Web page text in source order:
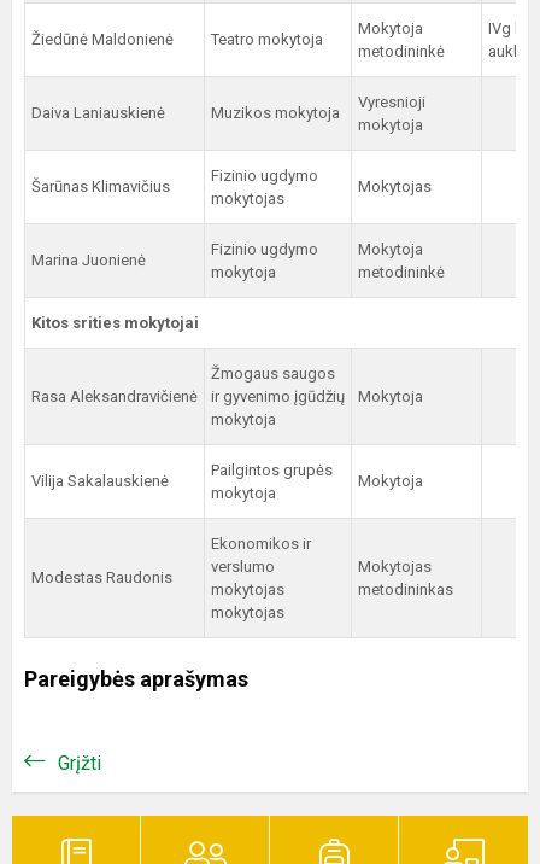
Žiedūnė Maldonienė Teatro mokytoja
Mokytoja
metodininkė
IVg
Daiva Laniauskienė Muzikos mokytoja
Vyresnioji
mokytoja
Šarūnas Klimavičius
Fizinio ugdymo
mokytojas
Mokytojas
Marina Juonienė
Fizinio ugdymo
mokytoja
Mokytoja
metodininkė
Kitos srities mokytojai
Rasa Aleksandravičienė
Žmogaus saugos
ir gyvenimo įgūdžių
mokytoja
Mokytoja
Vilija Sakalauskienė
Pailgintos grupės
mokytoja
Mokytoja
Modestas Raudonis
Ekonomikos ir
verslumo
mokytojas
mokytojas
Mokytojas
metodininkas
Pareigybės aprašymas
Grįžti